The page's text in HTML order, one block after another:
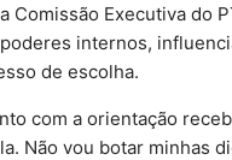
Comissão Executiva
internos,
de escolha.
com a orientação
Não vou botar minhas